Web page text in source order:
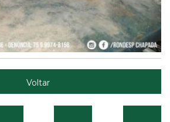
Voltar